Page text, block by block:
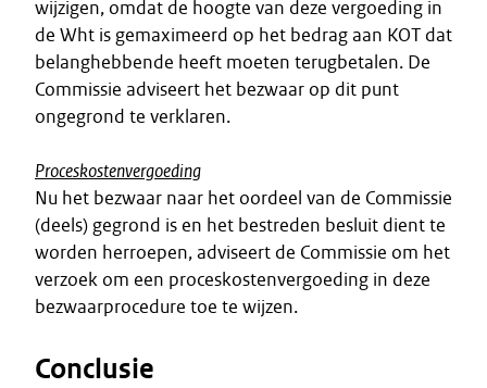
wijzigen, omdat de hoogte van deze vergoeding in
de Wht is gemaximeerd op het bedrag aan KOT dat
belanghebbende heeft moeten terugbetalen. De
Commissie adviseert het bezwaar op dit punt
ongegrond te verklaren.
Proceskostenvergoeding
Nu het bezwaar naar het oordeel van de Commissie
(deels) gegrond is en het bestreden besluit dient te
worden herroepen, adviseert de Commissie om het
verzoek om een proceskostenvergoeding in deze
bezwaarprocedure toe te wijzen.
Conclusie